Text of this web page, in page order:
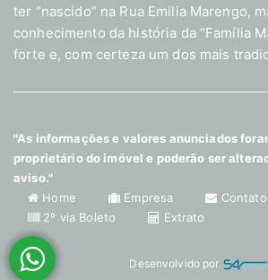
ter “nascido” na Rua Emilia Marengo,
conhecimento da história da “Família
forte e, com certeza um dos mais
"As informações e valores anunciados
proprietário do imóvel e poderão ser
aviso."
Home
Empresa Contato
2º via Boleto
Extrato
Desenvolvido por